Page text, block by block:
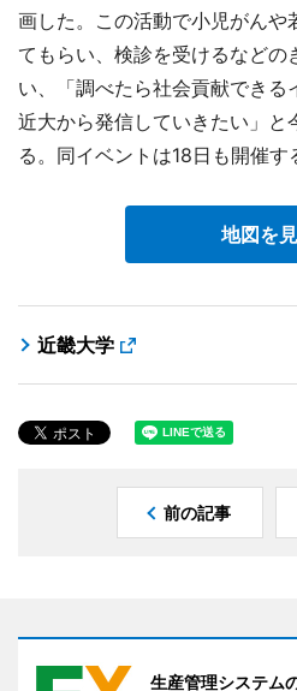
画した。この活動で小児がんや
てもらい、検診を受けるなどの
い、「調べたら社会貢献できる
近大から発信していきたい」と
る。同イベントは18日も開催す
地図を
近畿大学
前の記事
生産管理システム